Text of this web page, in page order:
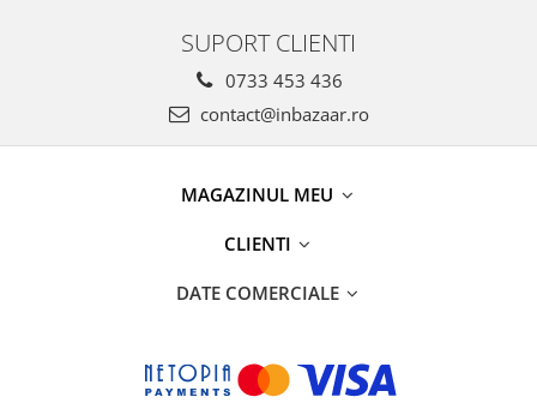
SUPORT CLIENTI
0733 453 436
contact@inbazaar.ro
MAGAZINUL MEU
CLIENTI
DATE COMERCIALE